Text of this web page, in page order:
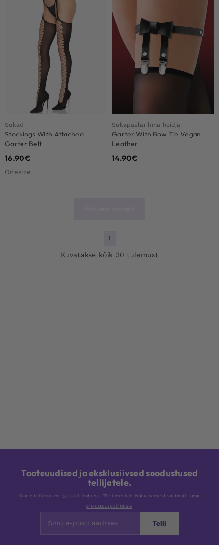
Sukad
Stockings With Attached
Garter Belt
16.90€
Onesize
Sukapaelarihma hoidja
Garter With Bow Tie Vegan
Leather
14.90€
1
Kuvatakse kõik 30 tulemust
Tooteuudised ja eksklusiivsed soodustused
tellijatele.
Saate tellimusest igal ajal loobuda. Töötleme teie isikuandmeid vastavalt oma
privaatsuspoliitikale .
Telli